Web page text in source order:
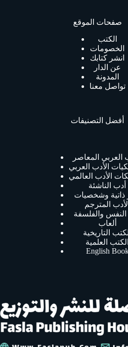
صفحات الموقع
الكتب
الخصومات
انشر كتابك
عن الدار
المدونة
تواصل معنا
أفضل التصنيفات
العربي المعاصر
الأدب العربي
الأدب العالمي
أدب الناشئة
ذاتية وشخصيات
الأدب المترجم
والفلسفة
ألعاب
التاريخية
الكتب العلمية
English